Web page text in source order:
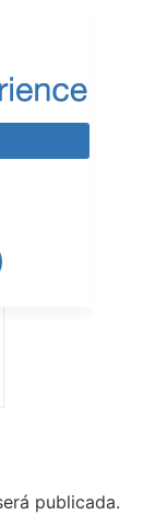
publicada.